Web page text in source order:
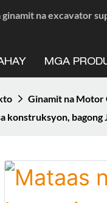
na excavator
MGA
Ginamit na Motor
konstruksyon,